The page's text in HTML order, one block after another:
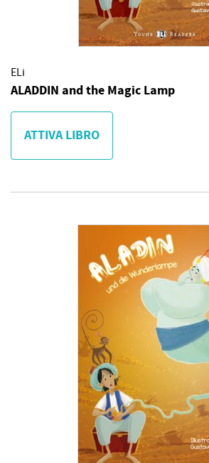
ELi
ALADDIN and the Magic Lamp
ATTIVA LIBRO